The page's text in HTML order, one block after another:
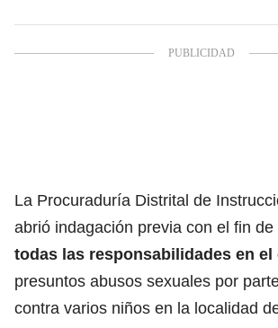
La Procuraduría Distrital de
abrió indagación previa con el fin
todas las responsabilidades en el
presuntos abusos sexuales por
contra varios niños en la localidad